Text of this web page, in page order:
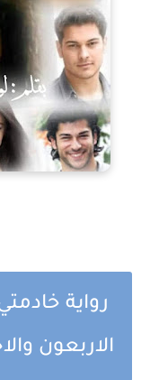
رواية
الاربعون